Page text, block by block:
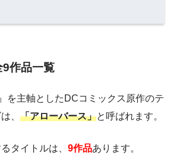
9作品一覧
を主軸としたDCコミックス原作のテ
、 「アローバース」と呼ばれます。
タイトルは、 9作品あります。